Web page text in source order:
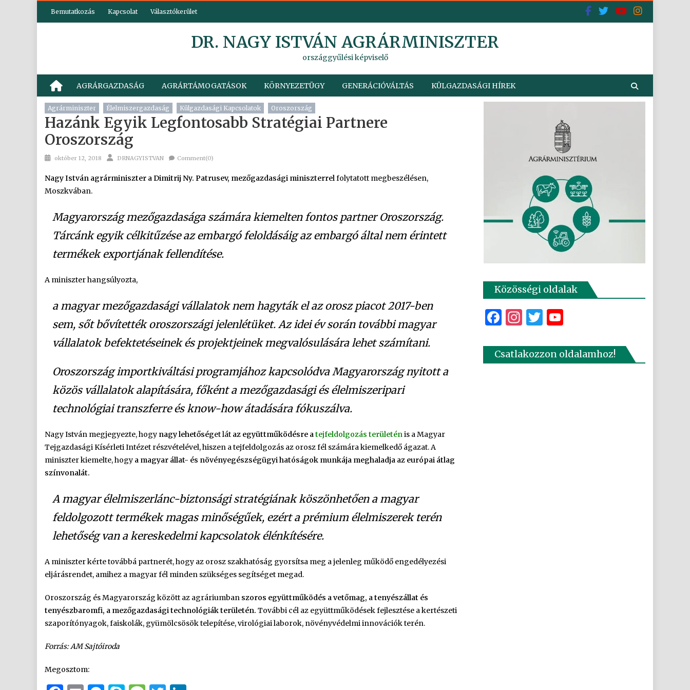
Bemutatkozás Kapcsolat Választókerület
DR. NAGY ISTVÁN AGRÁRMINISZTER
országgyűlési képviselő
AGRÁRGAZDASÁG AGRÁRTÁMOGATÁSOK KÖRNYEZETÜGY GENERÁCIÓVÁLTÁS KÜLGAZDASÁGI HÍREK
Agrárminiszter Élelmiszergazdaság Külgazdasági Kapcsolatok Oroszország
Hazánk Egyik Legfontosabb Stratégiai Partnere
Oroszország
Posted
október 12, 2018 Author
DRNAGYISTVAN Comment(0)
Nagy István agrárminiszter a Dimitrij Ny. Patrusev, mezőgazdasági miniszterrelfolytatott megbeszélésen,
Moszkvában.
Magyarország mezőgazdasága számára kiemelten fontos partner Oroszország.
Tárcánk egyik célkitűzése az embargó feloldásáig az embargó által nem érintett
termékek exportjának fellendítése.
A miniszter hangsúlyozta,
a magyar mezőgazdasági vállalatok nem hagyták el az orosz piacot 2017-ben
sem, sőt bővítették oroszországi jelenlétüket. Az idei év során további magyar
vállalatok befektetéseinek és projektjeinek megvalósulására lehet számítani.
Oroszország importkiváltási programjához kapcsolódva Magyarország nyitott a
közös vállalatok alapítására, főként a mezőgazdasági és élelmiszeripari
technológiai transzferre és know-how átadására fókuszálva.
Nagy István megjegyezte, hogy nagy lehetőséget lát az együttműködésre atejfeldolgozás területénis a Magyar
Tejgazdasági Kísérleti Intézet részvételével, hiszen a tejfeldolgozás az orosz fél számára kiemelkedő ágazat. A
miniszter kiemelte, hogy a magyar állat- és növényegészségügyi hatóságok munkája meghaladja az európai átlag
színvonalát.
A magyar élelmiszerlánc-biztonsági stratégiának köszönhetően a magyar
feldolgozott termékek magas minőségűek, ezért a prémium élelmiszerek terén
lehetőség van a kereskedelmi kapcsolatok élénkítésére.
A miniszter kérte továbbá partnerét, hogy az orosz szakhatóság gyorsítsa meg a jelenleg működő engedélyezési
eljárásrendet, amihez a magyar fél minden szükséges segítséget megad.
Oroszország és Magyarország között az agráriumban szoros együttműködés a vetőmag, a tenyészállat és
tenyészbaromfi, a mezőgazdasági technológiák területén. További cél az együttműködések fejlesztése a kertészeti
szaporítónyagok, faiskolák, gyümölcsösök telepítése, virológiai laborok, növényvédelmi innovációk terén.
Forrás: AM Sajtóiroda
Megosztom:
Közösségi oldalak
Facebook
Instagram
Twitter
Csatlakozzon oldalamhoz!